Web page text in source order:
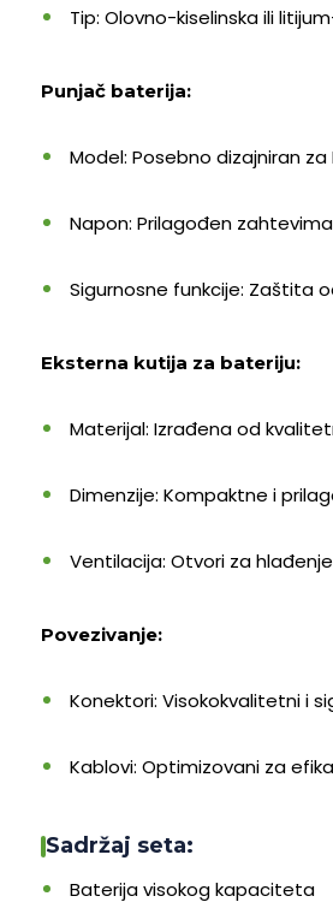
Tip: Olovno-kiselinska ili
Punjač baterija:
Model: Posebno dizajniran za
Napon: Prilagođen
Sigurnosne funkcije: Zaštita
Eksterna kutija za bateriju:
Materijal: Izrađena od
Dimenzije: Kompaktne i
Ventilacija: Otvori za
Povezivanje:
Konektori: Visokokvalitetni i
Kablovi: Optimizovani za
Sadržaj seta:
Baterija visokog kapaciteta